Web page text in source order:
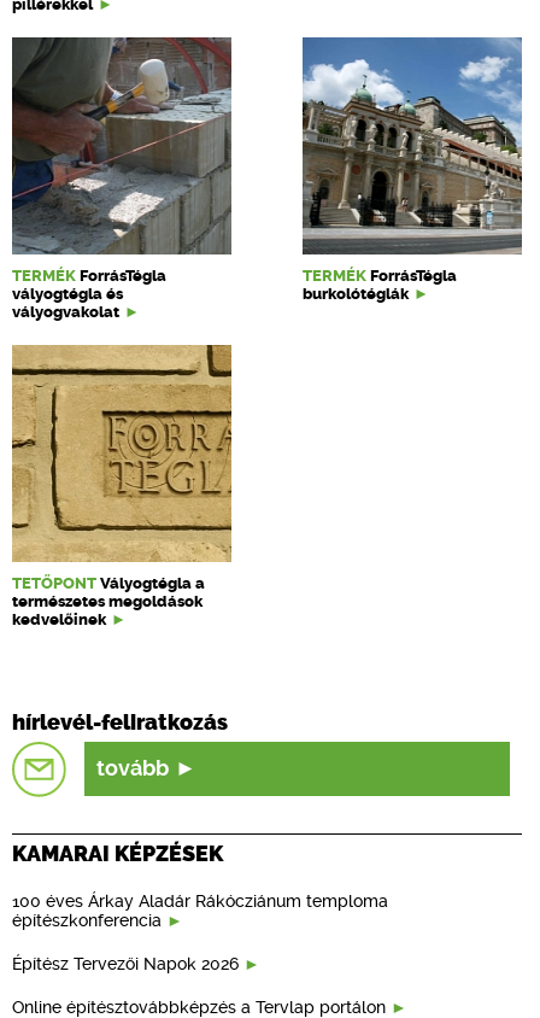
pillérekkel
TERMÉK ForrásTégla
vályogtégla és
vályogvakolat
TERMÉK ForrásTégla
burkolótéglák
TETŐPONT Vályogtégla a
természetes megoldások
kedvelőinek
hírlevél-feliratkozás
tovább
KAMARAI KÉPZÉSEK
100 éves Árkay Aladár Rákócziánum temploma
építészkonferencia
Építész Tervezői Napok 2026
Online építésztovábbképzés a Tervlap portálon